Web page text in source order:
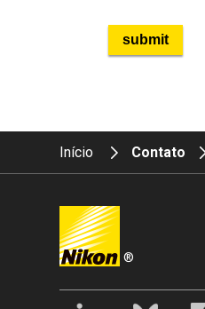
Início Contato
®